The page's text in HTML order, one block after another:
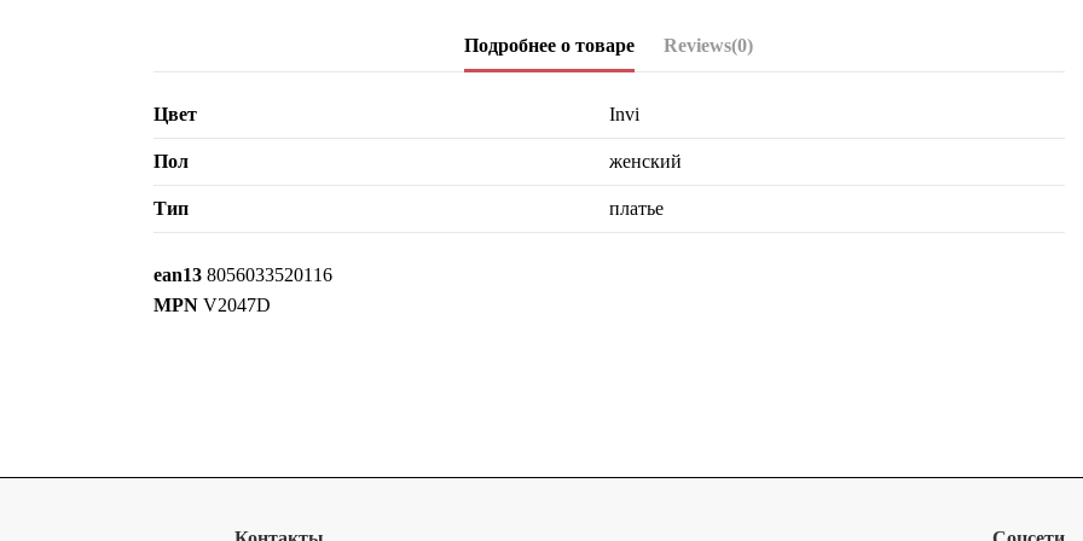
Подробнее о товаре Reviews(0)
Цвет Invi
Пол женский
Тип платье
ean13 8056033520116
MPN V2047D